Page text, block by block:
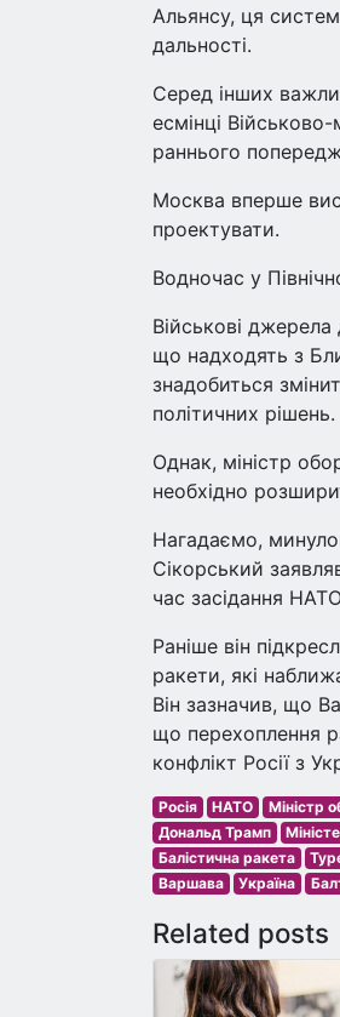
Альянсу, ця
дальності.
Серед інших
есмінці
раннього
Москва вперше
проектувати.
Водночас у
Військові
що надходять з
знадобиться
політичних рішень.
Однак, міністр
необхідно
Нагадаємо,
Сікорський
час засідання НАТО
Раніше він
ракети, які
Він зазначив, що
що перехоплення
конфлікт Росії з
Росія НАТО Міністр
Дональд Трамп
Балістична ракета
Варшава
Україна
Related posts